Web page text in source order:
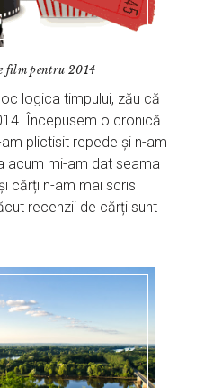
film pentru 2014
logica timpului, zău că
Începusem o cronică
plictisit repede și n-am
acum mi-am dat seama
cărți n-am mai scris
recenzii de cărți sunt